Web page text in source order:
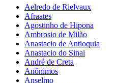
Aelredo de Rielvaux
Afraates
Agostinho de Hipona
Ambrosio de Milão
Anastacio de Antioquia
Anastacio do Sinai
André de Creta
Anônimos
Anselmo